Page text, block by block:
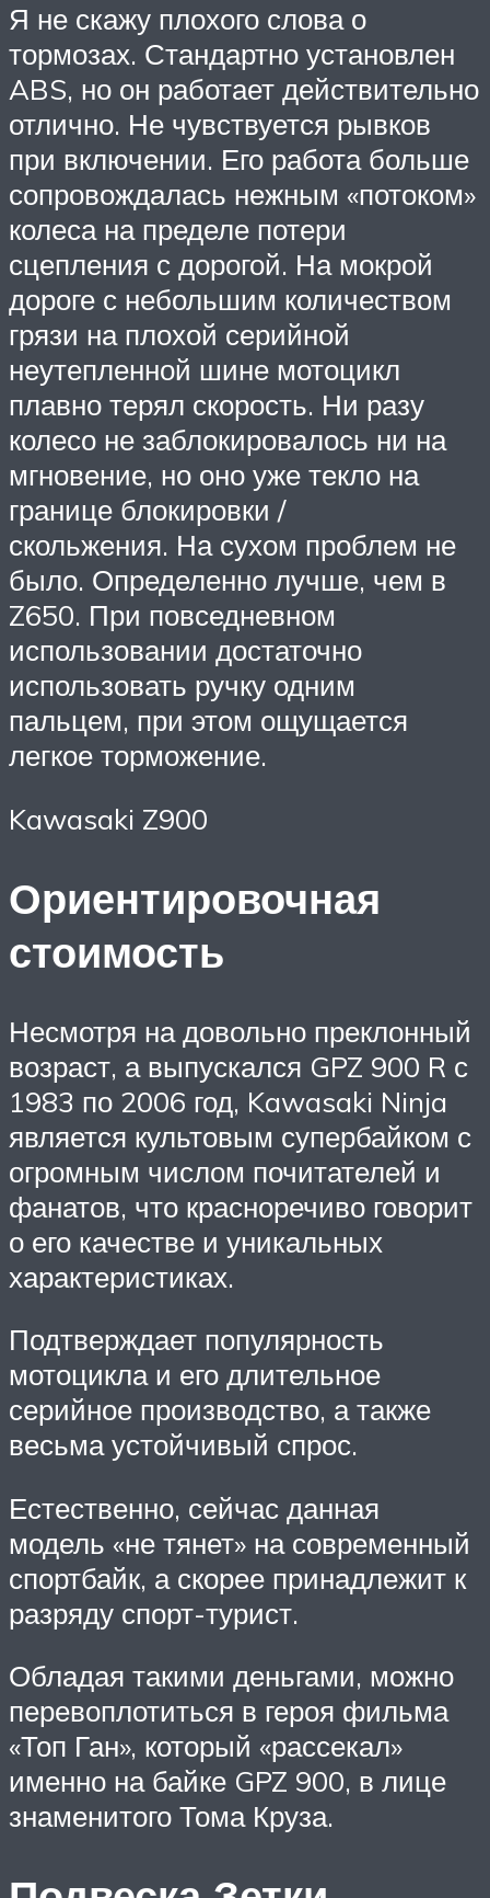
Я не скажу плохого слова о
тормозах. Стандартно установлен
ABS, но он работает действительно
отлично. Не чувствуется рывков
при включении. Его работа больше
сопровождалась нежным «потоком»
колеса на пределе потери
сцепления с дорогой. На мокрой
дороге с небольшим количеством
грязи на плохой серийной
неутепленной шине мотоцикл
плавно терял скорость. Ни разу
колесо не заблокировалось ни на
мгновение, но оно уже текло на
границе блокировки /
скольжения. На сухом проблем не
было. Определенно лучше, чем в
Z650. При повседневном
использовании достаточно
использовать ручку одним
пальцем, при этом ощущается
легкое торможение.
Kawasaki Z900
Ориентировочная
стоимость
Несмотря на довольно преклонный
возраст, а выпускался GPZ 900 R с
1983 по 2006 год, Kawasaki Ninja
является культовым супербайком с
огромным числом почитателей и
фанатов, что красноречиво говорит
о его качестве и уникальных
характеристиках.
Подтверждает популярность
мотоцикла и его длительное
серийное производство, а также
весьма устойчивый спрос.
Естественно, сейчас данная
модель «не тянет» на современный
спортбайк, а скорее принадлежит к
разряду спорт-турист.
Обладая такими деньгами, можно
перевоплотиться в героя фильма
«Топ Ган», который «рассекал»
именно на байке GPZ 900, в лице
знаменитого Тома Круза.